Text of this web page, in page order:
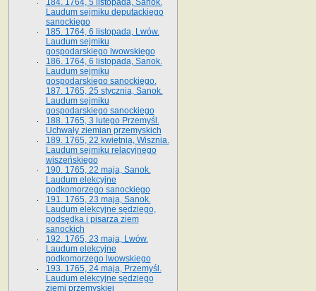
184. 1764, 5 listopada, Sanok.
Laudum sejmiku deputackiego
sanockiego
185. 1764, 6 listopada, Lwów.
Laudum sejmiku
gospodarskiego lwowskiego
186. 1764, 6 listopada, Sanok.
Laudum sejmiku
gospodarskiego sanockiego.
187. 1765, 25 stycznia, Sanok.
Laudum sejmiku
gospodarskiego sanockiego
188. 1765, 3 lutego Przemyśl.
Uchwały ziemian przemyskich
189. 1765, 22 kwietnia, Wisznia.
Laudum sejmiku relacyjnego
wiszeńskiego
190. 1765, 22 maja, Sanok.
Laudum elekcyjne
podkomorzego sanockiego
191. 1765, 23 maja, Sanok.
Laudum elekcyjne sędziego,
podsędka i pisarza ziem
sanockich
192. 1765, 23 maja, Lwów.
Laudum elekcyjne
podkomorzego lwowskiego
193. 1765, 24 maja, Przemyśl.
Laudum elekcyjne sędziego
ziemi przemyskiej